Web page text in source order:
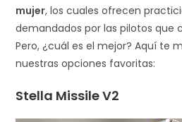
mujer, los cuales ofrecen
demandados por las pilotos que
Pero, ¿cuál es el mejor? Aquí te
nuestras opciones favoritas:
Stella Missile V2